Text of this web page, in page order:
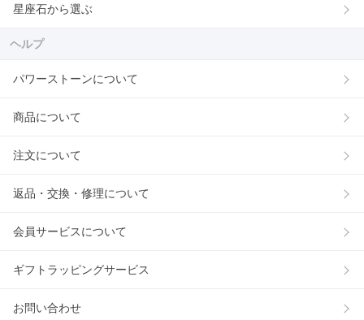
星座石から選ぶ
ヘルプ
パワーストーンについて
商品について
注文について
返品・交換・修理について
会員サービスについて
ギフトラッピングサービス
お問い合わせ